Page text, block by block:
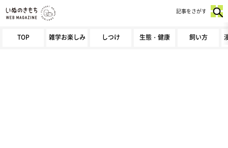
TOP 雑学お楽しみ しつけ 生態・健康 飼い方
記事をさがす